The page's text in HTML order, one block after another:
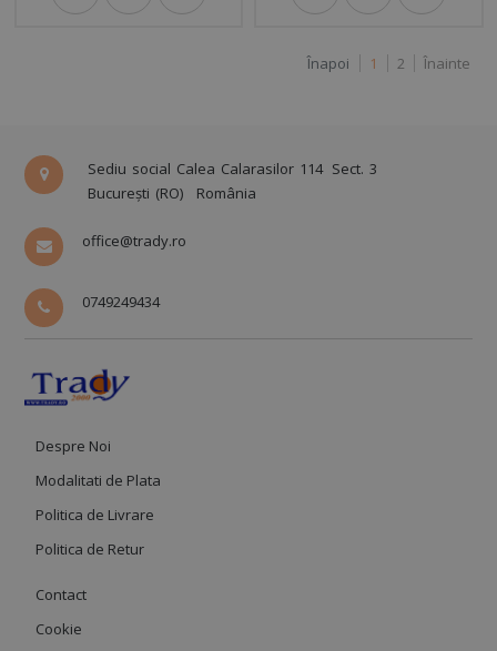
Înapoi 1 2 Înainte
Sediu social Calea Calarasilor 114 Sect. 3
București (RO)
România
office@trady.ro
0749249434
Despre Noi
Modalitati de Plata
Politica de Livrare
Politica de Retur
Contact
Cookie